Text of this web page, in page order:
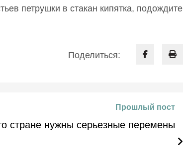
петрушки в стакан кипятка, подождите
Поделиться:
Прошлый пост
стране нужны серьезные перемены